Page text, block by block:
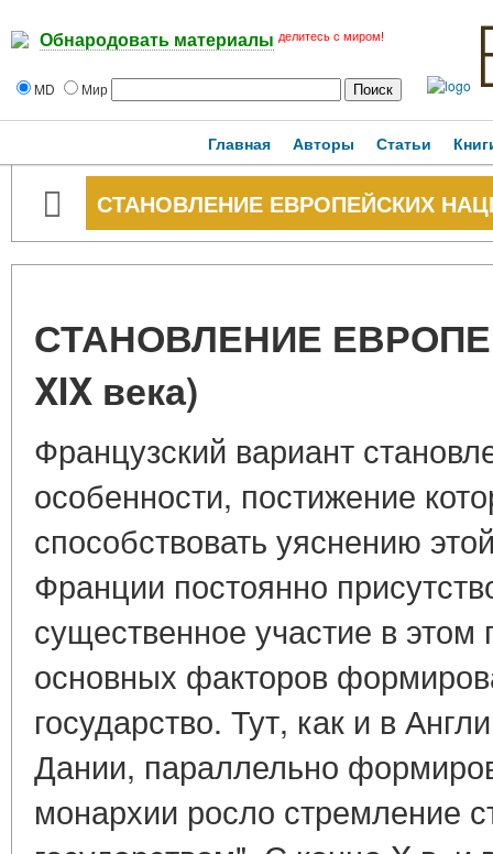
Обнародовать материалы делитесь с миром!
MD Мир
Главная Авторы Статьи
СТАНОВЛЕНИЕ ЕВРОПЕЙСКИХ
СТАНОВЛЕНИЕ
XIX века)
Французский вариант
особенности, постижение
способствовать уяснению
Франции постоянно
существенное участие в этом
основных факторов
государство. Тут, как и в
Дании, параллельно
монархии росло стремление